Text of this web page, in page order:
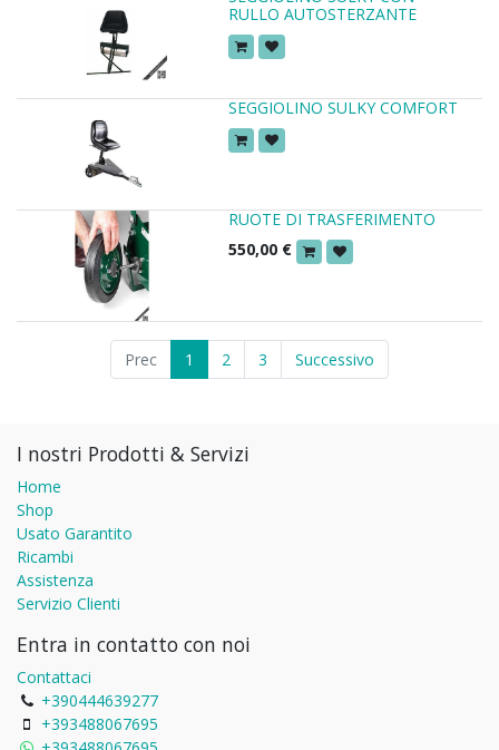
RULLO AUTOSTERZANTE
SEGGIOLINO SULKY COMFORT
RUOTE DI TRASFERIMENTO
550,00 €
Prec 1 2 3 Successivo
I nostri Prodotti & Servizi
Home
Shop
Usato Garantito
Ricambi
Assistenza
Servizio Clienti
Entra in contatto con noi
Contattaci
+390444639277
+393488067695